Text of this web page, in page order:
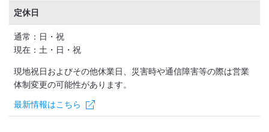
定休日
通常：日・祝
現在：土・日・祝
現地祝日およびその他休業日、災害時や通信障害等の際は営業
体制変更の可能性があります。
最新情報はこちら